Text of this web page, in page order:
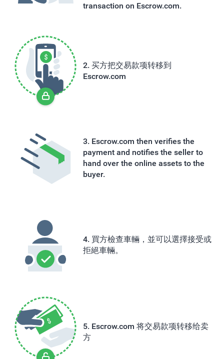
transaction on Escrow.com.
买方把交易款项转移到
Escrow.com
Escrow.com then verifies the
payment and notifies the seller to
hand over the online assets to the
buyer.
買方檢查車輛，並可以選擇接受或
拒絕車輛。
Escrow.com 将交易款项转移给卖
方